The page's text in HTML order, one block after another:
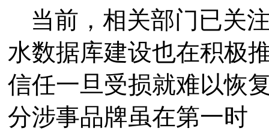
当前，相关部门已关
水数据库建设也在积极
信任一旦受损就难以恢
分涉事品牌虽在第一时